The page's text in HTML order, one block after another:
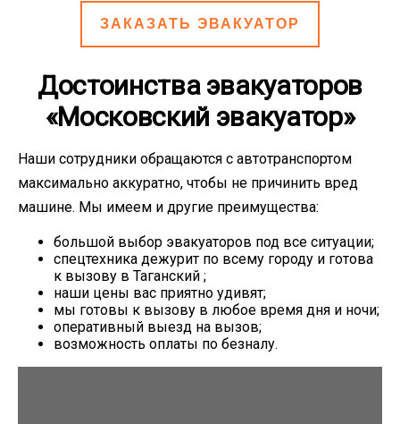
ЗАКАЗАТЬ ЭВАКУАТОР
Достоинства эвакуаторов
«Московский эвакуатор»
Наши сотрудники обращаются с автотранспортом
максимально аккуратно, чтобы не причинить вред
машине. Мы имеем и другие преимущества:
большой выбор эвакуаторов под все ситуации;
спецтехника дежурит по всему городу и готова
к вызову в Таганский ;
наши цены вас приятно удивят;
мы готовы к вызову в любое время дня и ночи;
оперативный выезд на вызов;
возможность оплаты по безналу.